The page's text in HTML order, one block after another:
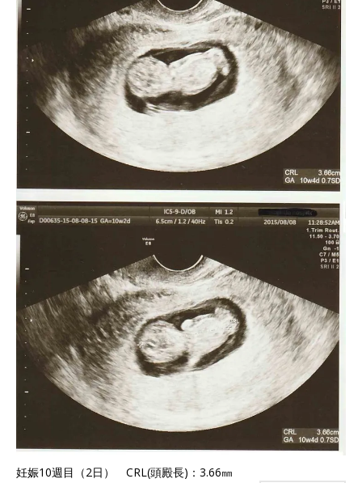
妊娠10週目（2日） CRL(頭殿長)：3.66㎜